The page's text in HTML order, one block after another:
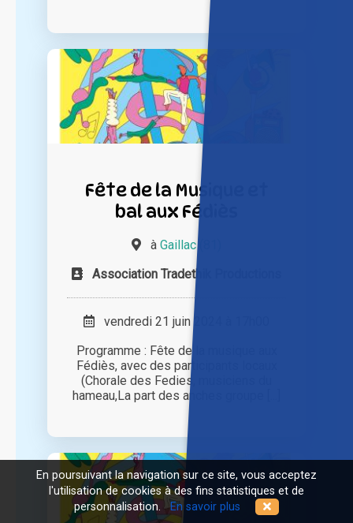
Fête de la Musique et
bal aux Fédiès
à Gaillac (81)
Association Tradethik Productions
vendredi 21 juin 2024 à 17h00
Programme : Fête de la musique aux
Fédiès, avec des participants locaux
(Chorale des Fedies, musiciens du
hameau,La part des anches groupe [...]
En poursuivant la navigation sur ce site, vous acceptez
l'utilisation de cookies à des fins statistiques et de
personnalisation.En savoir plus